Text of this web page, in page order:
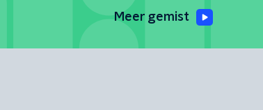
Meer gemist